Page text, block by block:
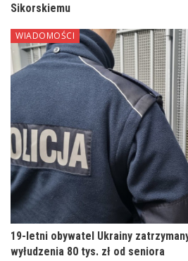
Sikorskiemu
WIADOMOŚCI
19-letni obywatel Ukrainy
wyłudzenia 80 tys. zł od seniora